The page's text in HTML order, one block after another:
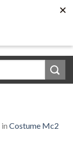
in Costume Mc2